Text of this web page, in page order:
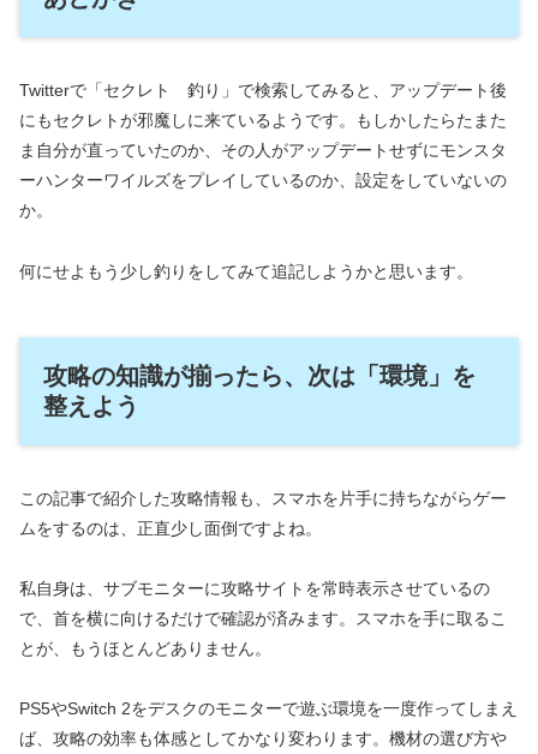
Twitterで「セクレト 釣り」で検索してみると、アップデート後
にもセクレトが邪魔しに来ているようです。もしかしたらたまた
ま自分が直っていたのか、その人がアップデートせずにモンスタ
ーハンターワイルズをプレイしているのか、設定をしていないの
か。
何にせよもう少し釣りをしてみて追記しようかと思います。
攻略の知識が揃ったら、次は「環境」を
整えよう
この記事で紹介した攻略情報も、スマホを片手に持ちながらゲー
ムをするのは、正直少し面倒ですよね。
私自身は、サブモニターに攻略サイトを常時表示させているの
で、首を横に向けるだけで確認が済みます。スマホを手に取るこ
とが、もうほとんどありません。
PS5やSwitch 2をデスクのモニターで遊ぶ環境を一度作ってしまえ
ば、攻略の効率も体感としてかなり変わります。機材の選び方や